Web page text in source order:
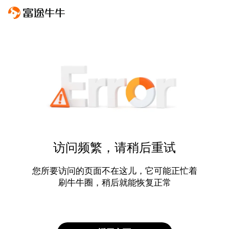
访问频繁，请稍后重试
您所要访问的页面不在这儿，它可能正忙着
刷牛牛圈，稍后就能恢复正常